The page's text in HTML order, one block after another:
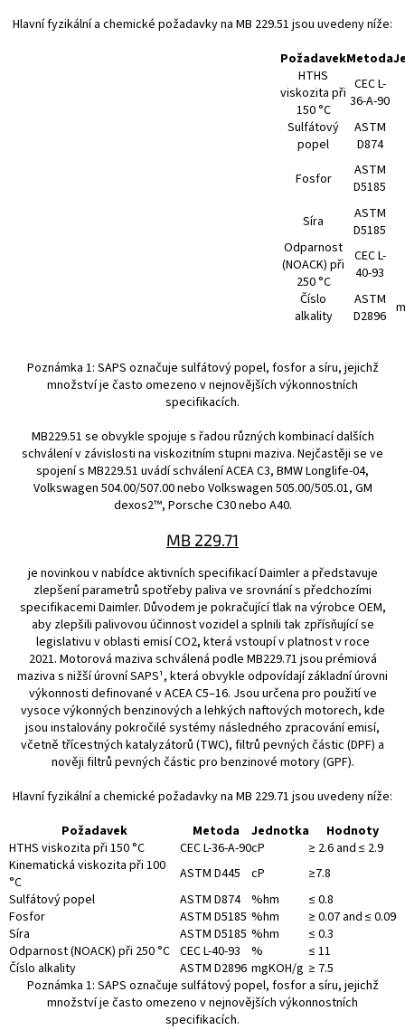
Hlavní fyzikální a chemické požadavky na MB 229.51 jsou uvedeny níže:
PožadavekMetoda
HTHS
viskozita při
150 °C
CEC L-
36-A-90
Sulfátový
popel
ASTM
D874
Fosfor
ASTM
D5185
Síra
ASTM
D5185
Odparnost
(NOACK) při
250 °C
CEC L-
40-93
Číslo
alkality
ASTM
D2896
Poznámka 1: SAPS označuje sulfátový popel, fosfor a síru, jejichž
množství je často omezeno v nejnovějších výkonnostních
specifikacích.
MB229.51 se obvykle spojuje s řadou různých kombinací dalších
schválení v závislosti na viskozitním stupni maziva. Nejčastěji se ve
spojení s MB229.51 uvádí schválení ACEA C3, BMW Longlife-04,
Volkswagen 504.00/507.00 nebo Volkswagen 505.00/505.01, GM
dexos2™, Porsche C30 nebo A40.
MB 229.71
je novinkou v nabídce aktivních specifikací Daimler a představuje
zlepšení parametrů spotřeby paliva ve srovnání s předchozími
specifikacemi Daimler. Důvodem je pokračující tlak na výrobce OEM,
aby zlepšili palivovou účinnost vozidel a splnili tak zpřísňující se
legislativu v oblasti emisí CO2, která vstoupí v platnost v roce
2021. Motorová maziva schválená podle MB229.71 jsou prémiová
maziva s nižší úrovní SAPS¹, která obvykle odpovídají základní úrovni
výkonnosti definované v ACEA C5–16. Jsou určena pro použití ve
vysoce výkonných benzinových a lehkých naftových motorech, kde
jsou instalovány pokročilé systémy následného zpracování emisí,
včetně třícestných katalyzátorů (TWC), filtrů pevných částic (DPF) a
nověji filtrů pevných částic pro benzinové motory (GPF).
Hlavní fyzikální a chemické požadavky na MB 229.71 jsou uvedeny níže:
Požadavek
Metoda Jednotka
Hodnoty
HTHS viskozita při 150 °C
CEC L-36-A-90cP
≥ 2.6 and ≤ 2.9
Kinematická viskozita při 100
°C
ASTM D445 cP
≥7.8
Sulfátový popel
ASTM D874 %hm
≤ 0.8
Fosfor
ASTM D5185 %hm
≥ 0.07 and ≤ 0.09
Síra
ASTM D5185 %hm
≤ 0.3
Odparnost (NOACK) při 250 °C CEC L-40-93 %
≤ 11
Číslo alkality
ASTM D2896 mgKOH/g ≥ 7.5
Poznámka 1: SAPS označuje sulfátový popel, fosfor a síru, jejichž
množství je často omezeno v nejnovějších výkonnostních
specifikacích.